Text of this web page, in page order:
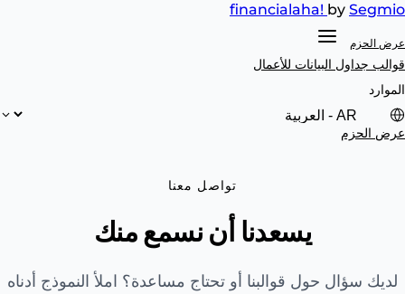
financialaha! by
الحزم
جداول البياناتللأعمال
الحزم
تواصل معنا
يسعدنا أن نسمع منك
لديك سؤال حول قوالبنا أو تحتاج مساعدة؟ املأ النموذج أدناه